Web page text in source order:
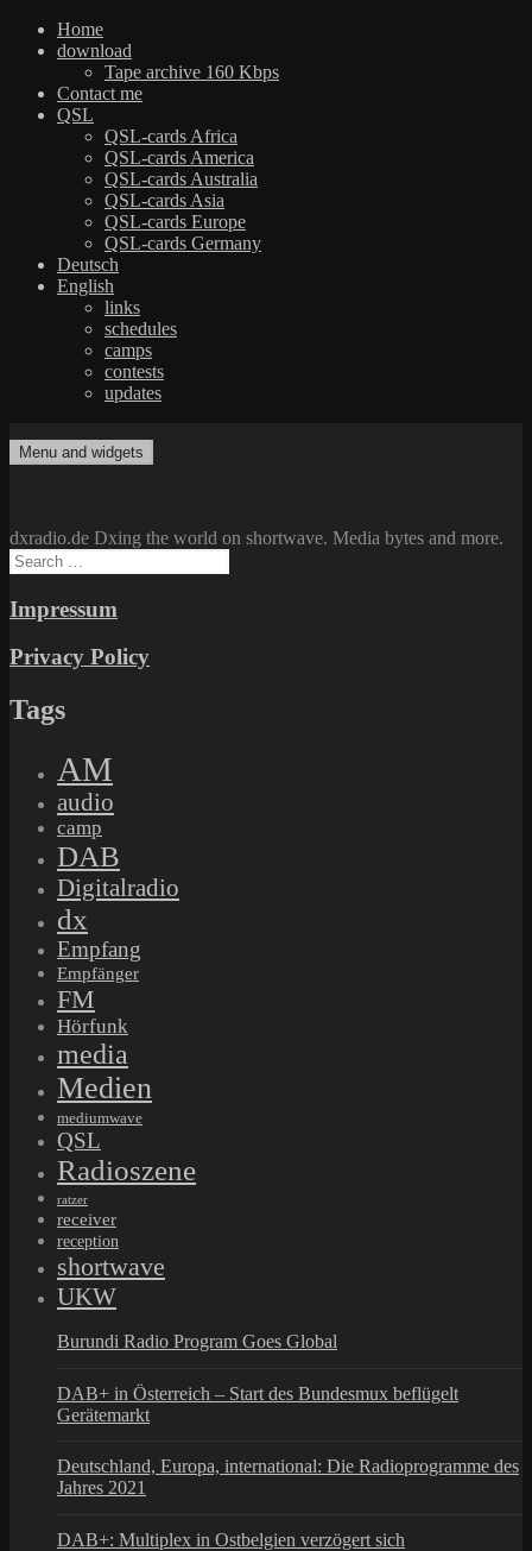
Home
download
Tape archive 160 Kbps
Contact me
QSL
QSL-cards Africa
QSL-cards America
QSL-cards Australia
QSL-cards Asia
QSL-cards Europe
QSL-cards Germany
Deutsch
English
links
schedules
camps
contests
updates
to
dxradio.de
DXing the world on shortwave
Menu and widgets
dxradio.de Dxing the world on shortwave. Media bytes and more.
Search
for:
Impressum
Privacy Policy
Tags
AM
audio
camp
DAB
Digitalradio
dx
Empfang
Empfänger
FM
Hörfunk
media
Medien
mediumwave
QSL
Radioszene
ratzer
receiver
reception
shortwave
UKW
Burundi Radio Program Goes Global
DAB+ in Österreich – Start des Bundesmux beflügelt
Gerätemarkt
Deutschland, Europa, international: Die Radioprogramme des
Jahres 2021
DAB+: Multiplex in Ostbelgien verzögert sich